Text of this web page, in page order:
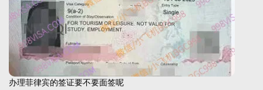
办理菲律宾的签证要不要面签呢